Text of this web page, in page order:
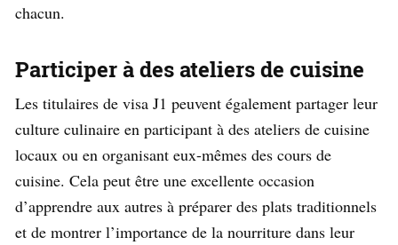
chacun.
Participer à des ateliers de cuisine
Les titulaires de visa J1 peuvent également partager leur
culture culinaire en participant à des ateliers de cuisine
locaux ou en organisant eux-mêmes des cours de
cuisine. Cela peut être une excellente occasion
d’apprendre aux autres à préparer des plats traditionnels
et de montrer l’importance de la nourriture dans leur